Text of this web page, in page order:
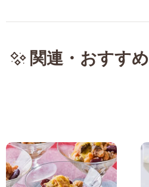
関連・おすすめ